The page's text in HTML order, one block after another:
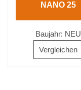
NANO 25
Baujahr: NEU
Vergleichen